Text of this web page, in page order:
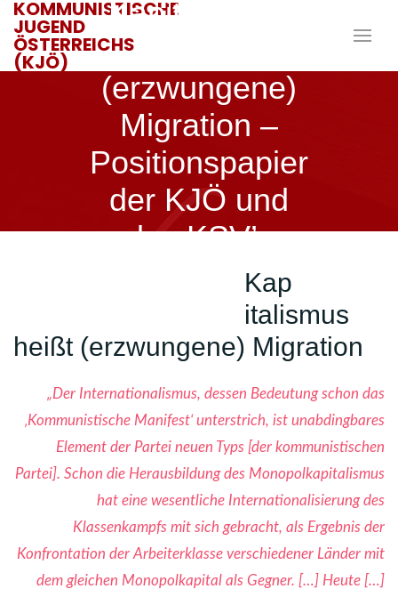
KOMMUNISTISCHE
JUGEND
ÖSTERREICHS
(KJÖ)
Kapitalismus
(erzwungene)
Migration –
Positionspapier
der KJÖ und
des KSV’s
Kap
italismus
heißt (erzwungene) Migration
„Der Internationalismus, dessen Bedeutung schon das
‚Kommunistische Manifest‘ unterstrich, ist unabdingbares
Element der Partei neuen Typs [der kommunistischen
Partei]. Schon die Herausbildung des Monopolkapitalismus
hat eine wesentliche Internationalisierung des
Klassenkampfs mit sich gebracht, als Ergebnis der
Konfrontation der Arbeiterklasse verschiedener Länder mit
dem gleichen Monopolkapital als Gegner. […] Heute […]